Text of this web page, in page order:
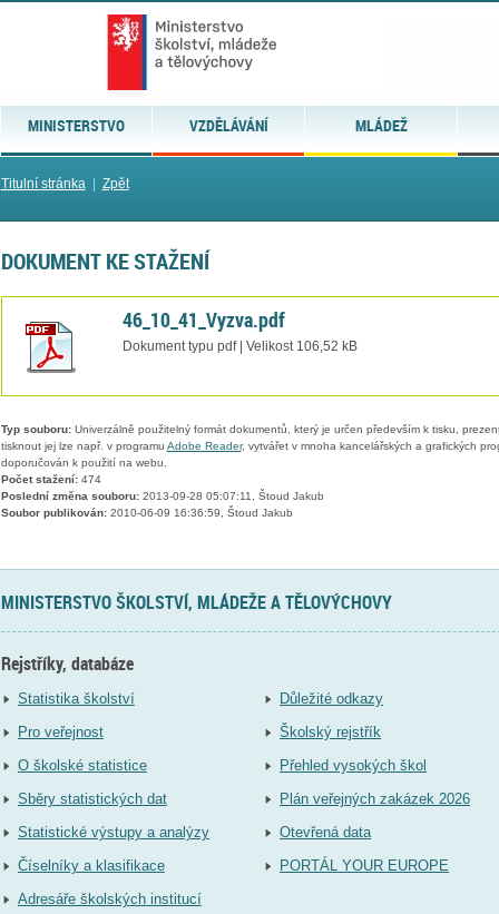
MINISTERSTVO VZDĚLÁVÁNÍ MLÁDEŽ
Titulní stránka| Zpět
DOKUMENT KE STAŽENÍ
46_10_41_Vyzva.pdf
Dokument typu pdf | Velikost 106,52 kB
Typ souboru:Univerzálně použitelný formát dokumentů, který je určen především k tisku,
tisknout jej lze např. v programu Adobe Reader, vytvářet v mnoha kancelářských a grafických
doporučován k použití na webu.
Počet stažení:474
Poslední změna souboru:2013-09-28 05:07:11, Štoud Jakub
Soubor publikován:2010-06-09 16:36:59, Štoud Jakub
MINISTERSTVO ŠKOLSTVÍ, MLÁDEŽE A TĚLOVÝCHOVY
Rejstříky, databáze
Statistika školství
Pro veřejnost
O školské statistice
Sběry statistických dat
Statistické výstupy a analýzy
Číselníky a klasifikace
Adresáře školských institucí
Důležité odkazy
Školský rejstřík
Přehled vysokých škol
Plán veřejných zakázek 2026
Otevřená data
PORTÁL YOUR EUROPE